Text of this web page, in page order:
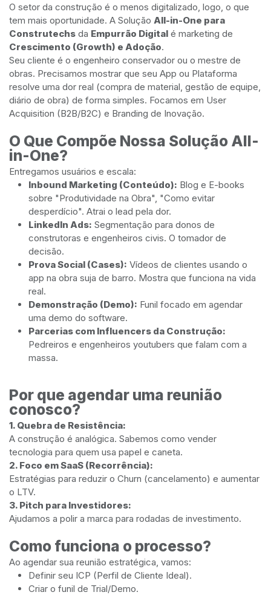
O setor da construção é o menos digitalizado, logo, o que
tem mais oportunidade. A Solução All-in-One para
Construtechs da Empurrão Digital é marketing de
Crescimento (Growth) e Adoção.
Seu cliente é o engenheiro conservador ou o mestre de
obras. Precisamos mostrar que seu App ou Plataforma
resolve uma dor real (compra de material, gestão de equipe,
diário de obra) de forma simples. Focamos em User
Acquisition (B2B/B2C) e Branding de Inovação.
O Que Compõe Nossa Solução All-
in-One?
Entregamos usuários e escala:
Inbound Marketing (Conteúdo): Blog e E-books
sobre "Produtividade na Obra", "Como evitar
desperdício". Atrai o lead pela dor.
LinkedIn Ads: Segmentação para donos de
construtoras e engenheiros civis. O tomador de
decisão.
Prova Social (Cases): Vídeos de clientes usando o
app na obra suja de barro. Mostra que funciona na vida
real.
Demonstração (Demo): Funil focado em agendar
uma demo do software.
Parcerias com Influencers da Construção:
Pedreiros e engenheiros youtubers que falam com a
massa.
Por que agendar uma reunião
conosco?
1. Quebra de Resistência:
A construção é analógica. Sabemos como vender
tecnologia para quem usa papel e caneta.
2. Foco em SaaS (Recorrência):
Estratégias para reduzir o Churn (cancelamento) e aumentar
o LTV.
3. Pitch para Investidores:
Ajudamos a polir a marca para rodadas de investimento.
Como funciona o processo?
Ao agendar sua reunião estratégica, vamos:
Definir seu ICP (Perfil de Cliente Ideal).
Criar o funil de Trial/Demo.